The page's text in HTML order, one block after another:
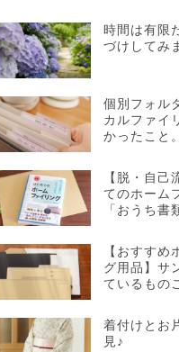
時間は有限
づけしてみ
個別フォル
カルファイ
かったこと。
【脱・自己
てのホーム
「おうち書
【おすすめ
グ用品】サ
ているもの
着付けとお
見♪